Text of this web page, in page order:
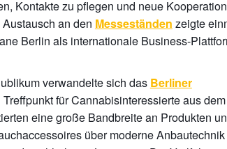
Kontakte zu pflegen und neue
an den Messeständen zeigte
Berlin als internationale Business-
verwandelte sich das Berliner
für Cannabisinteressierte aus
eine große Bandbreite an Produkten
über moderne